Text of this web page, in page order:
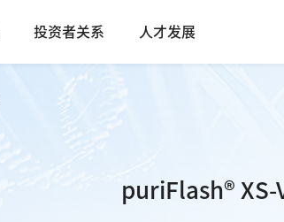
投资者关系 人才发展
puriFlash® XS-